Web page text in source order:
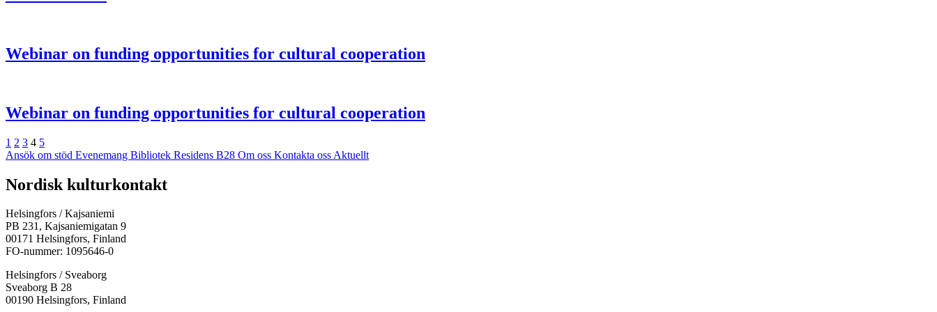
Webinar on funding opportunities for cultural cooperation
Webinar on funding opportunities for cultural cooperation
Föregående
Sida
1 Sida
2 Sida
3 Sida
4 Sida
5Nästa
Ansök om stöd Evenemang Bibliotek Residens B28 Om oss Kontakta oss Aktuellt
Facebook:
Öppnas
en
ny
flik
Instagram:
Öppnas
en
ny
flik
TikTok:
Öppnas
en
ny
flik
Youtube:
Öppnas
en
ny
flik
Vimeo:
Öppnas
en
ny
flik
Nordisk kulturkontakt
Helsingfors / Kajsaniemi
PB 231, Kajsaniemigatan 9
00171 Helsingfors, Finland
FO-nummer: 1095646-0
Helsingfors / Sveaborg
Sveaborg B 28
00190 Helsingfors, Finland